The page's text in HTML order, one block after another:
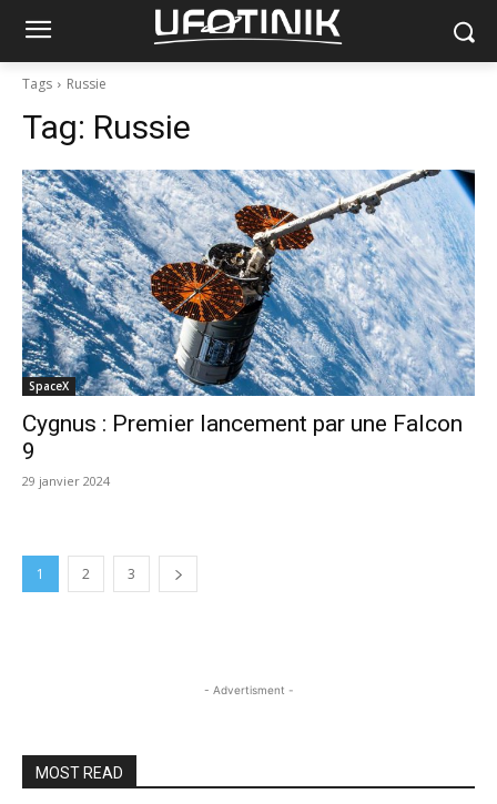
Tags Russie
Tag: Russie
SpaceX
Cygnus : Premier lancement par une Falcon
9
29 janvier 2024
1 2 3
- Advertisment -
MOST READ